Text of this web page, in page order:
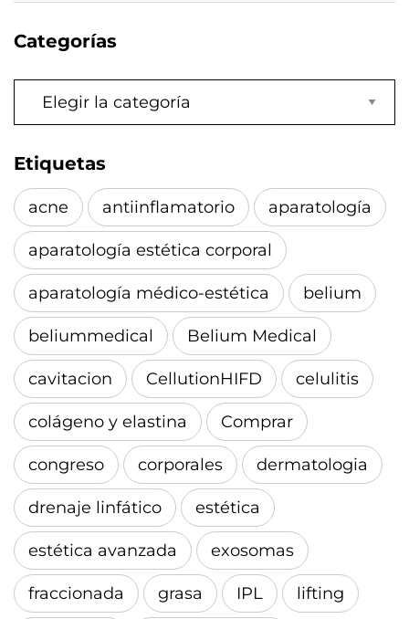
Categorías
Categorías
Etiquetas
acne antiinflamatorio aparatología
aparatología estética corporal
aparatología médico-estética belium
beliummedical Belium Medical
cavitacion CellutionHIFD celulitis
colágeno y elastina Comprar
congreso corporales dermatologia
drenaje linfático estética
estética avanzada exosomas
fraccionada grasa IPL lifting